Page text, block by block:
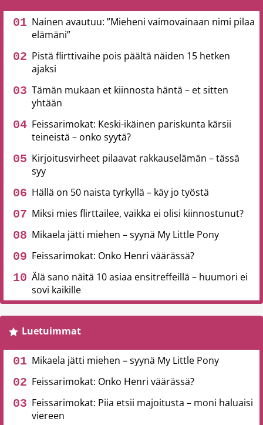
Nainen avautuu: ”Mieheni vaimovainaan nimi pilaa
elämäni”
Pistä flirttivaihe pois päältä näiden 15 hetken
ajaksi
Tämän mukaan et kiinnosta häntä – et sitten
yhtään
Feissarimokat: Keski-ikäinen pariskunta kärsii
teineistä – onko syytä?
Kirjoitusvirheet pilaavat rakkauselämän – tässä
syy
Hällä on 50 naista tyrkyllä – käy jo työstä
Miksi mies flirttailee, vaikka ei olisi kiinnostunut?
Mikaela jätti miehen – syynä My Little Pony
Feissarimokat: Onko Henri väärässä?
Älä sano näitä 10 asiaa ensitreffeillä – huumori ei
sovi kaikille
Luetuimmat
Mikaela jätti miehen – syynä My Little Pony
Feissarimokat: Onko Henri väärässä?
Feissarimokat: Piia etsii majoitusta – moni haluaisi
viereen